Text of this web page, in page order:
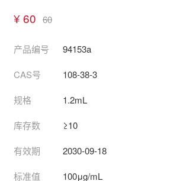
¥ 60 60
产品编号 94153a
CAS号 108-38-3
规格 1.2mL
库存数 ≥10
有效期 2030-09-18
标准值 100μg/mL